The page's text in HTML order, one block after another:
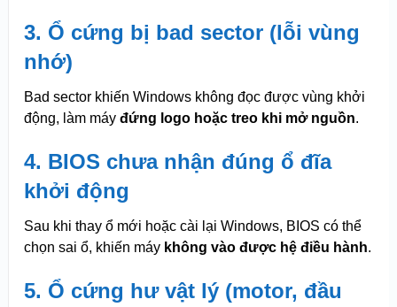
3. Ổ cứng bị bad sector (lỗi vùng
nhớ)
Bad sector khiến Windows không đọc được vùng khởi
động, làm máy đứng logo hoặc treo khi mở nguồn.
4. BIOS chưa nhận đúng ổ đĩa
khởi động
Sau khi thay ổ mới hoặc cài lại Windows, BIOS có thể
chọn sai ổ, khiến máy không vào được hệ điều hành.
5. Ổ cứng hư vật lý (motor, đầu